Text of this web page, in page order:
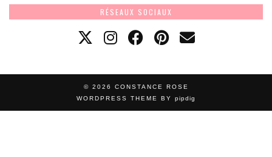
RÉSEAUX SOCIAUX
© 2026 CONSTANCE ROSE
WORDPRESS THEME BY pipdig